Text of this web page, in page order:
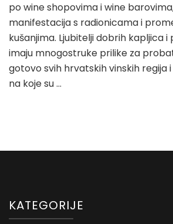
po wine shopovima i wine
manifestacija s radionicama i
kušanjima. Ljubitelji dobrih kapljica
imaju mnogostruke prilike za
gotovo svih hrvatskih vinskih regija
na koje su …
KATEGORIJE